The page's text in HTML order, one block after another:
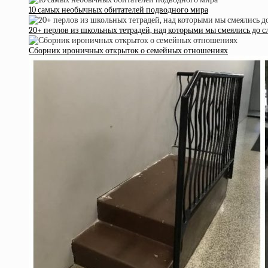
10 самых необычных обитателей подводного мира
20+ перлов из школьных тетрадей, над которыми мы смеялись до
Сборник ироничных открыток о семейных отношениях